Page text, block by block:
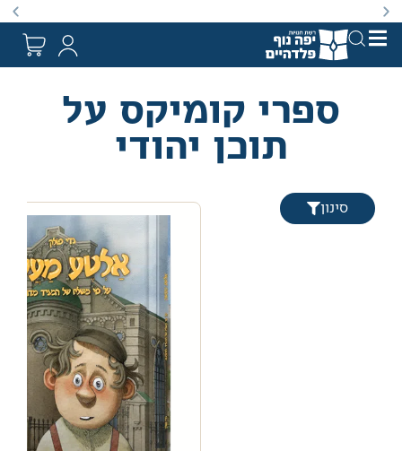
באתר מוצעים מוצרים במחירים נמוכים ומוזלים מהמחיר
ספרי קומיקס על
תוכן יהודי
סינון